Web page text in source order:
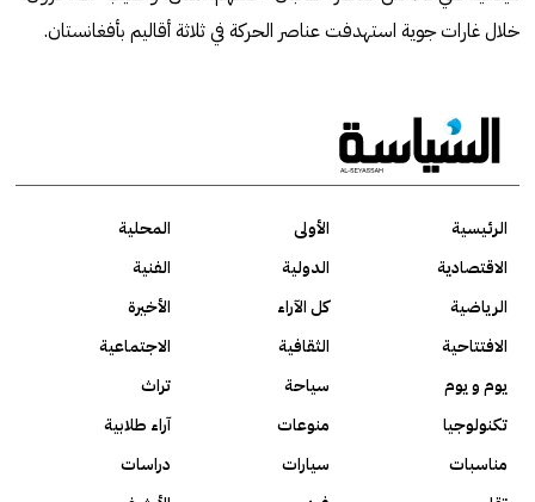
خلال غارات جوية استهدفت عناصر الحركة في ثلاثة أقاليم بأفغانستان.
الرئيسية الأولى
المحلية
الاقتصادية
الدولية
الفنية
الرياضية
كل الآراء
الأخيرة
الافتتاحية
الثقافية
الاجتماعية
يوم و يوم
سياحة
تراث
تكنولوجيا
منوعات
آراء طلابية
مناسبات
سيارات
دراسات